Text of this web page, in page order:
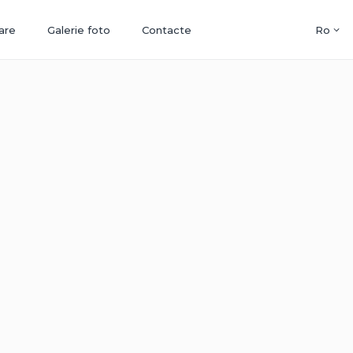
Galerie foto Contacte Ro